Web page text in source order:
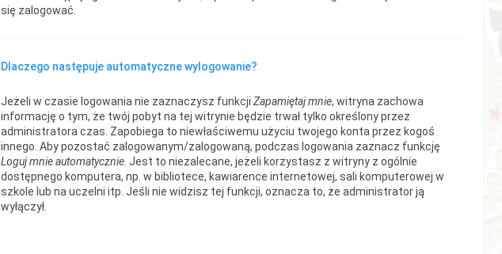
się zalogować.
Dlaczego następuje automatyczne wylogowanie?
Jeżeli w czasie logowania nie zaznaczysz funkcji Zapamiętaj mnie, witryna zachowa
informację o tym, że twój pobyt na tej witrynie będzie trwał tylko określony przez
administratora czas. Zapobiega to niewłaściwemu użyciu twojego konta przez kogoś
innego. Aby pozostać zalogowanym/zalogowaną, podczas logowania zaznacz funkcję
Loguj mnie automatycznie. Jest to niezalecane, jeżeli korzystasz z witryny z ogólnie
dostępnego komputera, np. w bibliotece, kawiarence internetowej, sali komputerowej w
szkole lub na uczelni itp. Jeśli nie widzisz tej funkcji, oznacza to, że administrator ją
wyłączył.